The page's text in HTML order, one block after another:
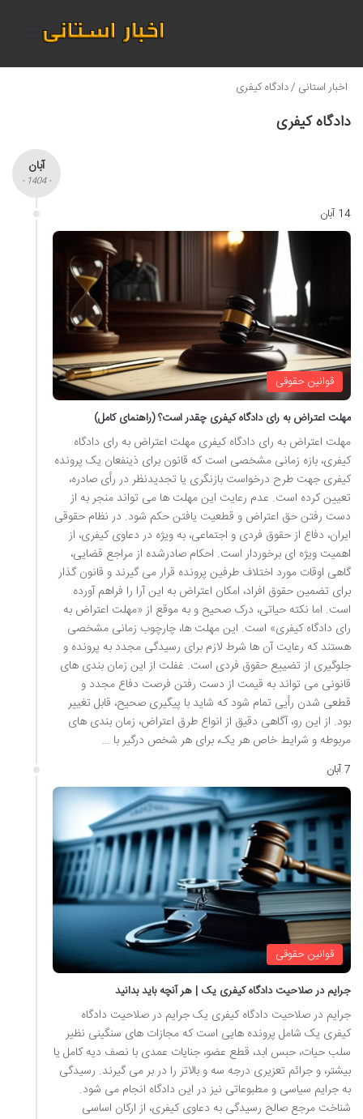
اخبار استانی /دادگاه کیفری
دادگاه کیفری
آبان
- 1404 -
14 آبان
قوانین حقوقی
مهلت اعتراض به رای دادگاه کیفری چقدر است؟ (راهنمای کامل)
مهلت اعتراض به رای دادگاه کیفری مهلت اعتراض به رای دادگاه
کیفری، بازه زمانی مشخصی است که قانون برای ذینفعان یک پرونده
کیفری جهت طرح درخواست بازنگری یا تجدیدنظر در رأی صادره،
تعیین کرده است. عدم رعایت این مهلت ها می تواند منجر به از
دست رفتن حق اعتراض و قطعیت یافتن حکم شود. در نظام حقوقی
ایران، دفاع از حقوق فردی و اجتماعی، به ویژه در دعاوی کیفری، از
اهمیت ویژه ای برخوردار است. احکام صادرشده از مراجع قضایی،
گاهی اوقات مورد اختلاف طرفین پرونده قرار می گیرند و قانون گذار
برای تضمین حقوق افراد، امکان اعتراض به این آرا را فراهم آورده
است. اما نکته حیاتی، درک صحیح و به موقع از «مهلت اعتراض به
رای دادگاه کیفری» است. این مهلت ها، چارچوب زمانی مشخصی
هستند که رعایت آن ها شرط لازم برای رسیدگی مجدد به پرونده و
جلوگیری از تضییع حقوق فردی است. غفلت از این زمان بندی های
قانونی می تواند به قیمت از دست رفتن فرصت دفاع مجدد و
قطعی شدن رأیی تمام شود که شاید با پیگیری صحیح، قابل تغییر
بود. از این رو، آگاهی دقیق از انواع طرق اعتراض، زمان بندی های
مربوطه و شرایط خاص هر یک، برای هر شخص درگیر با …
7 آبان
قوانین حقوقی
جرایم در صلاحیت دادگاه کیفری یک | هر آنچه باید بدانید
جرایم در صلاحیت دادگاه کیفری یک جرایم در صلاحیت دادگاه
کیفری یک شامل پرونده هایی است که مجازات های سنگینی نظیر
سلب حیات، حبس ابد، قطع عضو، جنایات عمدی با نصف دیه کامل یا
بیشتر، و جرائم تعزیری درجه سه و بالاتر را در بر می گیرند. رسیدگی
به جرایم سیاسی و مطبوعاتی نیز در این دادگاه انجام می شود.
شناخت مرجع صالح رسیدگی به دعاوی کیفری، از ارکان اساسی